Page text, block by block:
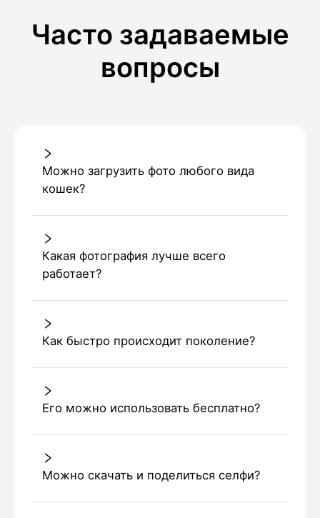
Часто задаваемые
вопросы
Можно загрузить фото любого вида
кошек?
Какая фотография лучше всего
работает?
Как быстро происходит поколение?
Его можно использовать бесплатно?
Можно скачать и поделиться селфи?